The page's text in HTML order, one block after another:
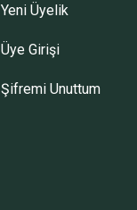
Yeni Üyelik
Üye Girişi
Şifremi Unuttum